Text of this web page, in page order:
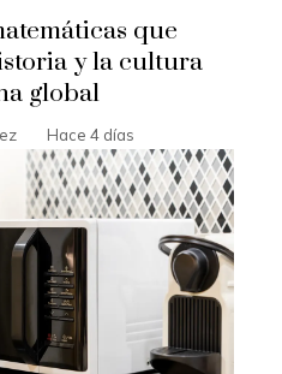
que
y la cultura
global
Hace 4 días